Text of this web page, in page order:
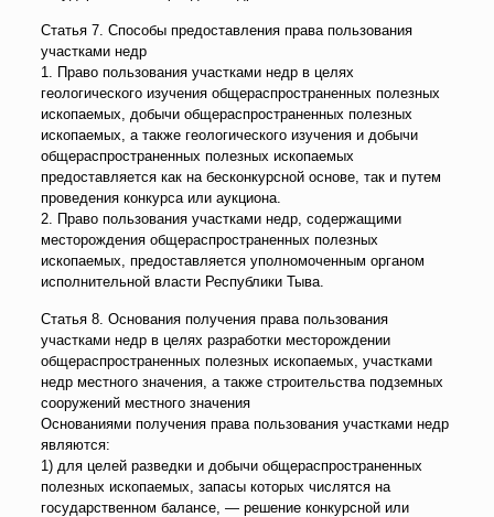
Статья 7. Способы предоставления права пользования
участками недр
1. Право пользования участками недр в целях
геологического изучения общераспространенных полезных
ископаемых, добычи общераспространенных полезных
ископаемых, а также геологического изучения и добычи
общераспространенных полезных ископаемых
предоставляется как на бесконкурсной основе, так и путем
проведения конкурса или аукциона.
2. Право пользования участками недр, содержащими
месторождения общераспространенных полезных
ископаемых, предоставляется уполномоченным органом
исполнительной власти Республики Тыва.
Статья 8. Основания получения права пользования
участками недр в целях разработки месторождении
общераспространенных полезных ископаемых, участками
недр местного значения, а также строительства подземных
сооружений местного значения
Основаниями получения права пользования участками недр
являются:
1) для целей разведки и добычи общераспространенных
полезных ископаемых, запасы которых числятся на
государственном балансе, — решение конкурсной или